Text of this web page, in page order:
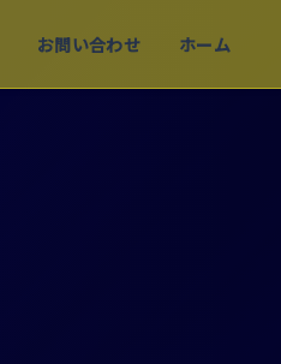
お問い合わせ ホーム